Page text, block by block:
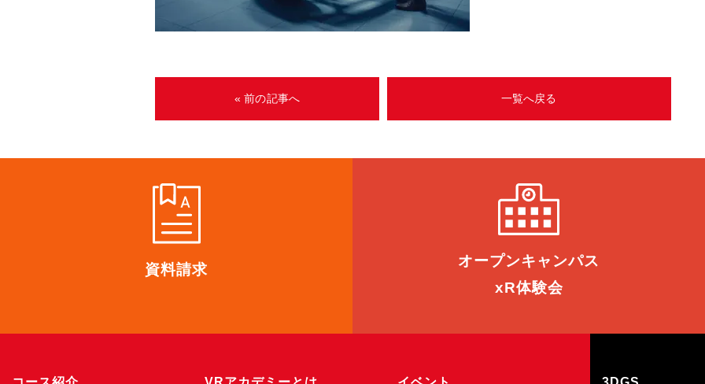
« 前の記事へ 一覧へ戻る
資料請求 オープンキャンパス
xR体験会